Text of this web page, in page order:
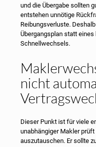
und die Übergabe sollten
entstehen unnötige
Reibungsverluste.
Übergangsplan statt
Schnellwechsels.
nicht
Dieser Punkt ist für viele
unabhängiger Makler
auszutauschen. Er sollte